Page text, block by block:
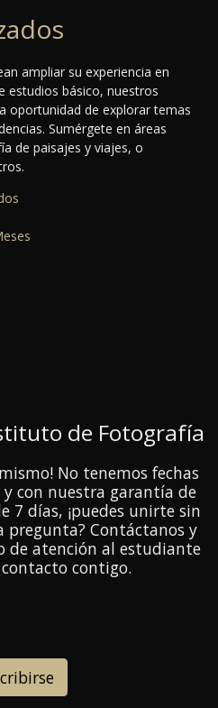
ampliar su experiencia en
estudios básico, nuestros
oportunidad de explorar temas
Sumérgete en áreas
de paisajes y viajes, o
de Fotografía
No tenemos fechas
con nuestra garantía de
7 días, ¡puedes unirte sin
pregunta? Contáctanos y
de atención al estudiante
contigo.